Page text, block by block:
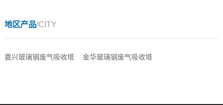
地区产品/CITY
嘉兴玻璃钢废气吸收塔 金华玻璃钢废气吸收塔